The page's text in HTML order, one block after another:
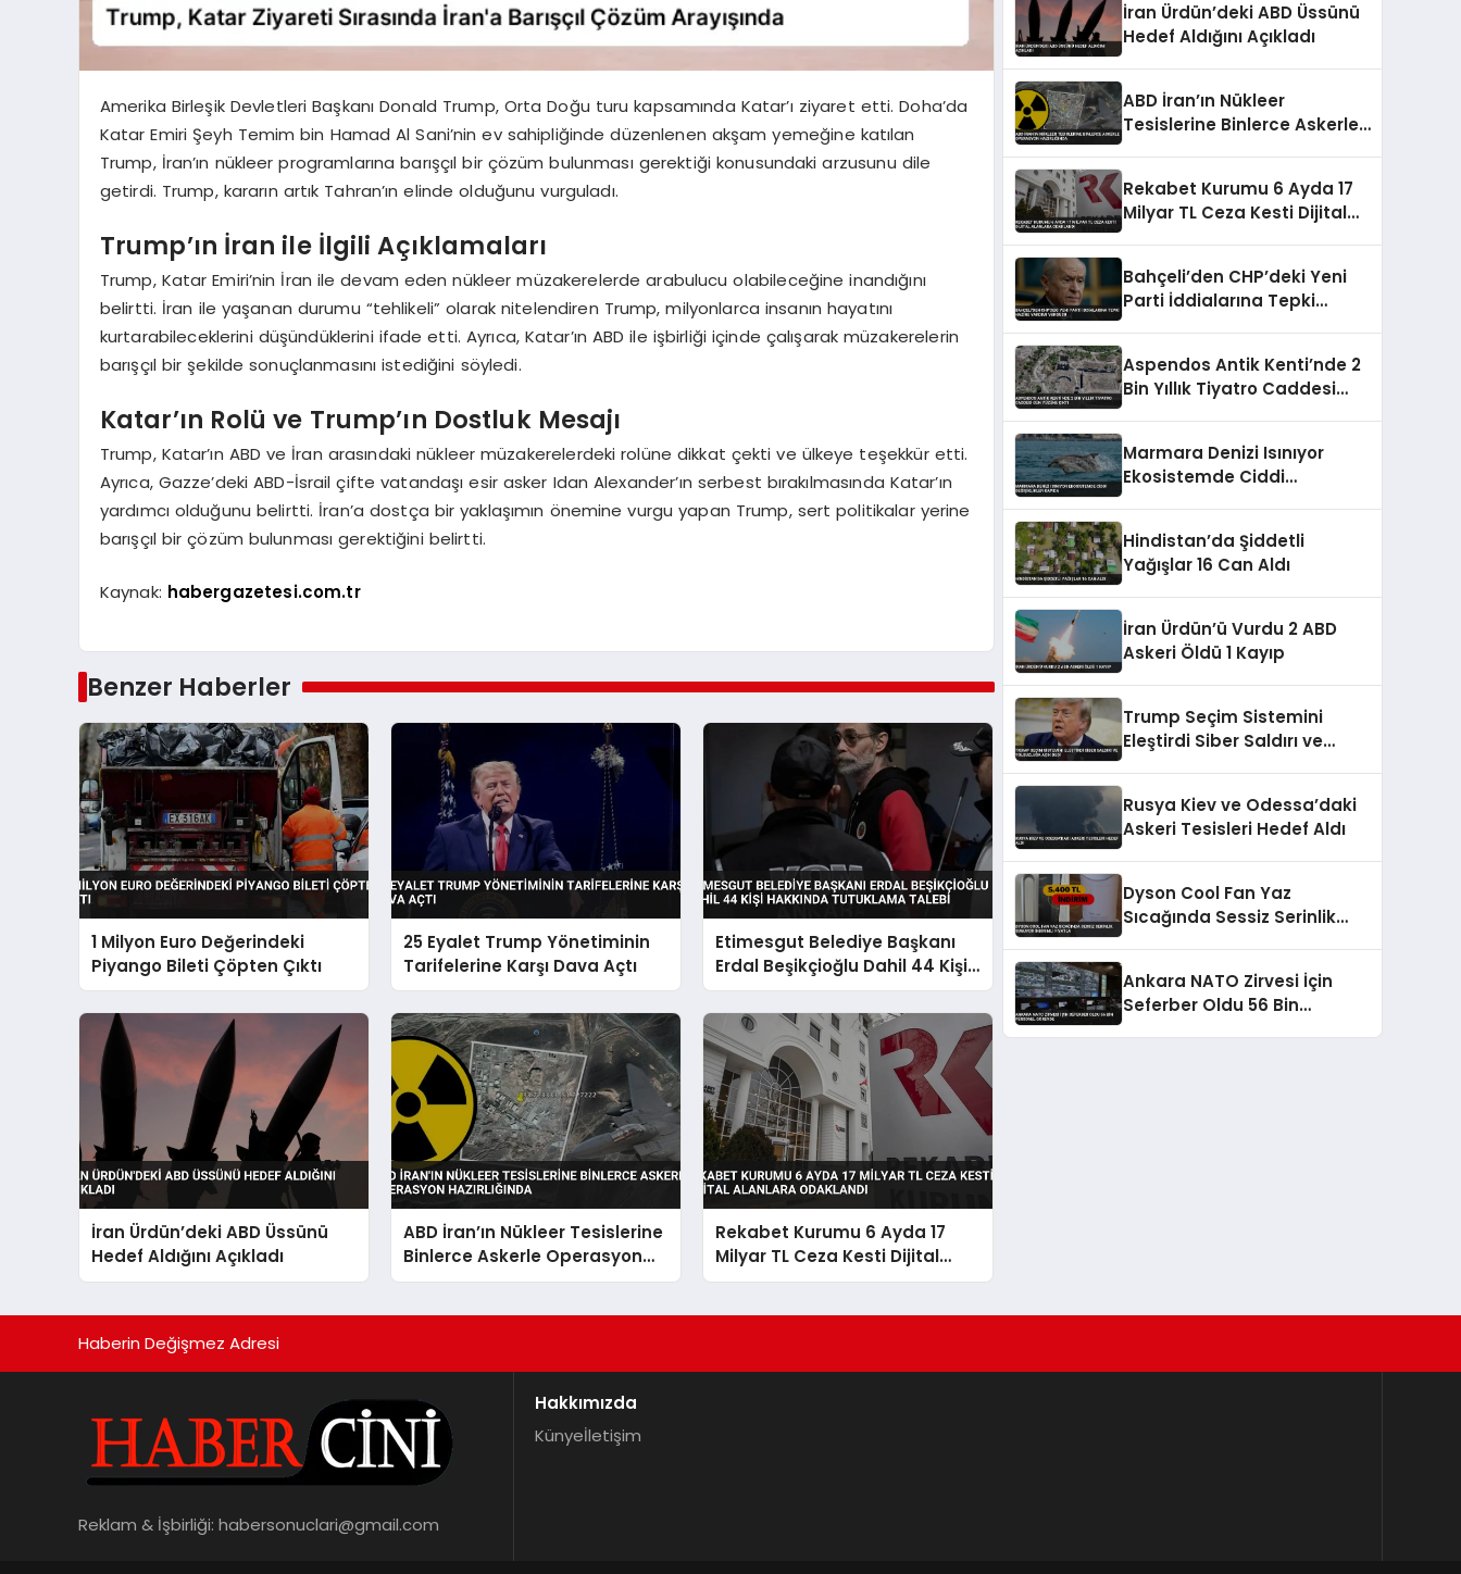
Amerika Birleşik Devletleri Başkanı Donald Trump, Orta Doğu turu kapsamında Katar’ı ziyaret etti. Doha’da
Katar Emiri Şeyh Temim bin Hamad Al Sani’nin ev sahipliğinde düzenlenen akşam yemeğine katılan
Trump, İran’ın nükleer programlarına barışçıl bir çözüm bulunması gerektiği konusundaki arzusunu dile
getirdi. Trump, kararın artık Tahran’ın elinde olduğunu vurguladı.
Trump’ın İran ile İlgili Açıklamaları
Trump, Katar Emiri’nin İran ile devam eden nükleer müzakerelerde arabulucu olabileceğine inandığını
belirtti. İran ile yaşanan durumu “tehlikeli” olarak nitelendiren Trump, milyonlarca insanın hayatını
kurtarabileceklerini düşündüklerini ifade etti. Ayrıca, Katar’ın ABD ile işbirliği içinde çalışarak müzakerelerin
barışçıl bir şekilde sonuçlanmasını istediğini söyledi.
Katar’ın Rolü ve Trump’ın Dostluk Mesajı
Trump, Katar’ın ABD ve İran arasındaki nükleer müzakerelerdeki rolüne dikkat çekti ve ülkeye teşekkür etti.
Ayrıca, Gazze’deki ABD-İsrail çifte vatandaşı esir asker Idan Alexander’ın serbest bırakılmasında Katar’ın
yardımcı olduğunu belirtti. İran’a dostça bir yaklaşımın önemine vurgu yapan Trump, sert politikalar yerine
barışçıl bir çözüm bulunması gerektiğini belirtti.
Kaynak: habergazetesi.com.tr
Benzer Haberler
1 Milyon Euro Değerindeki
Piyango Bileti Çöpten Çıktı
25 Eyalet Trump Yönetiminin
Tarifelerine Karşı Dava Açtı
Etimesgut Belediye Başkanı
Erdal Beşikçioğlu Dahil 44 Kişi
Hakkında Tutuklama Talebi
İran Ürdün’deki ABD Üssünü
Hedef Aldığını Açıkladı
ABD İran’ın Nükleer Tesislerine
Binlerce Askerle Operasyon
Hazırlığında
Rekabet Kurumu 6 Ayda 17
Milyar TL Ceza Kesti Dijital
Alanlara Odaklandı
İran Ürdün’deki ABD Üssünü
Hedef Aldığını Açıkladı
ABD İran’ın Nükleer
Tesislerine Binlerce Askerle
Rekabet Kurumu 6 Ayda 17
Milyar TL Ceza Kesti Dijital
Bahçeli’den CHP’deki Yeni
Parti İddialarına Tepki
Aspendos Antik Kenti’nde 2
Bin Yıllık Tiyatro Caddesi
Marmara Denizi Isınıyor
Ekosistemde Ciddi
Hindistan’da Şiddetli
Yağışlar 16 Can Aldı
İran Ürdün’ü Vurdu 2 ABD
Askeri Öldü 1 Kayıp
Trump Seçim Sistemini
Eleştirdi Siber Saldırı ve
Rusya Kiev ve Odessa’daki
Askeri Tesisleri Hedef Aldı
Dyson Cool Fan Yaz
Sıcağında Sessiz Serinlik
Ankara NATO Zirvesi İçin
Seferber Oldu 56 Bin
Haberin Değişmez Adresi
Reklam & İşbirliği: habersonuclari@gmail.com
Hakkımızda
Künyeİletişim